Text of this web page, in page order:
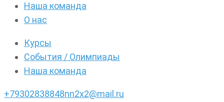
Наша команда
О нас
Курсы
События / Олимпиады
Наша команда
+79302838848nn2x2@mail.ru